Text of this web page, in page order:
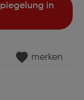
merken